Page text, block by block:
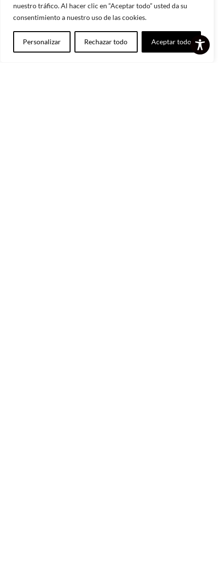
nuestro tráfico. Al hacer clic en “Aceptar todo” usted da su
consentimiento a nuestro uso de las cookies.
Personalizar Rechazar todo Aceptar todo
Suscribirse